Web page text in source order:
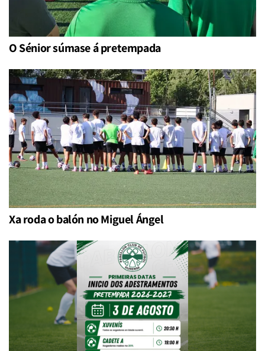
O Sénior súmase á pretempada
Xa roda o balón no Miguel Ángel